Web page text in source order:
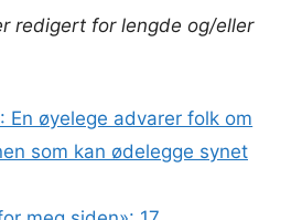
redigert for lengde og/eller
En øyelege advarer folk om
som kan ødelegge synet